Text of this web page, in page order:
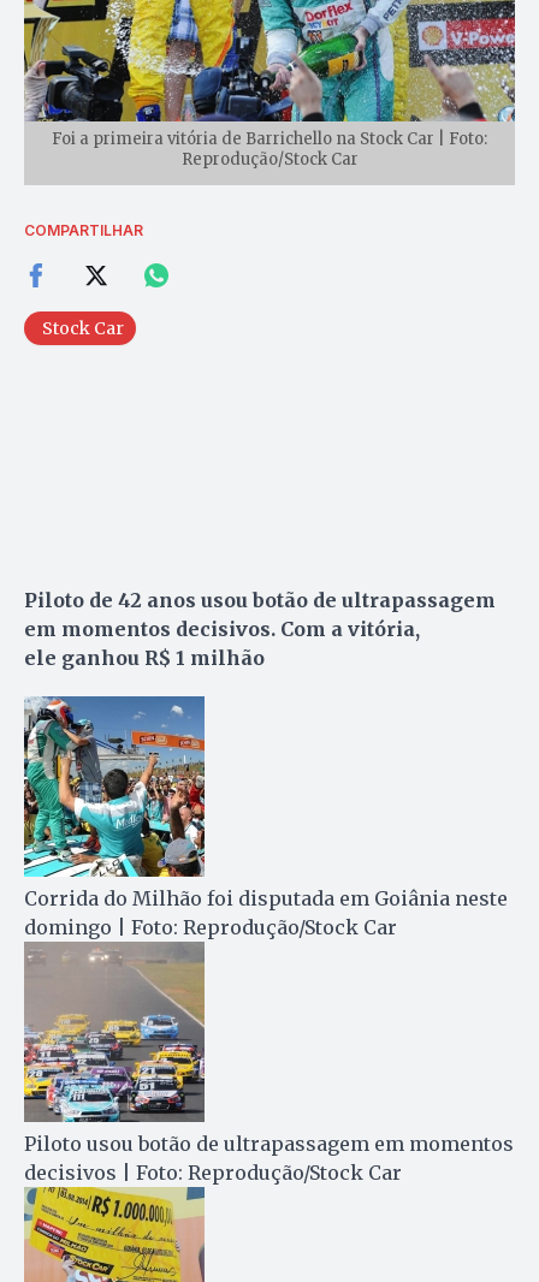
Foi a primeira vitória de Barrichello na Stock Car | Foto:
Reprodução/Stock Car
COMPARTILHAR
Stock Car
Piloto de 42 anos usou botão de ultrapassagem
em momentos decisivos. Com a vitória,
ele ganhou R$ 1 milhão
Corrida do Milhão foi disputada em Goiânia neste
domingo | Foto: Reprodução/Stock Car
Piloto usou botão de ultrapassagem em momentos
decisivos | Foto: Reprodução/Stock Car